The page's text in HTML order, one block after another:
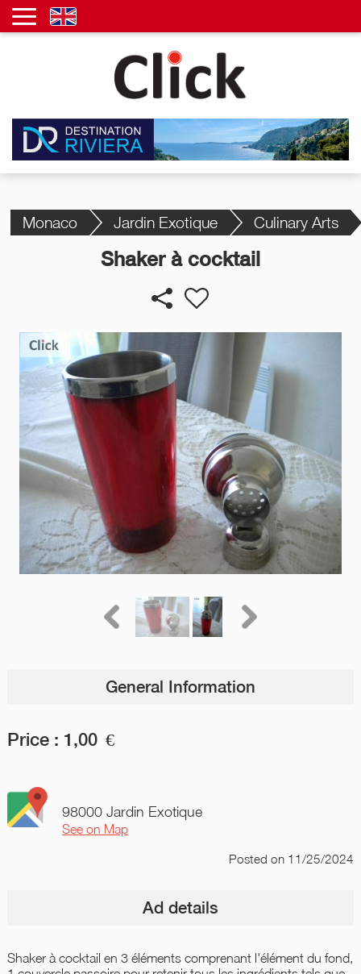
Monaco Jardin Exotique Culinary Arts
Shaker à cocktail
General Information
Price : 1,00 €
98000 Jardin Exotique
See on Map
Postedon 11/25/2024
Ad details
Shaker à cocktail en 3 éléments comprenant l'élément du fond,